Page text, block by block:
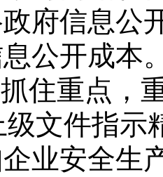
府信息公
公开成本
抓住重点，
级文件指示
业安全生